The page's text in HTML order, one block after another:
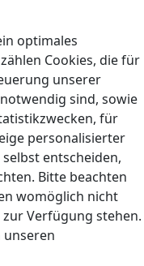
optimales
Cookies, die für
unserer
sind, sowie
für
personalisierter
entscheiden,
Bitte beachten
womöglich nicht
Verfügung stehen.